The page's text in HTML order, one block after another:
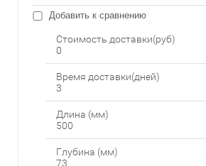
Добавить к сравнению
Стоимость доставки(руб)
0
Время доставки(дней)
3
Длина (мм)
500
Глубина (мм)
73